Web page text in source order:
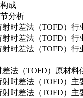
成
析
差法（TOFD）行
差法（TOFD）行
差法（TOFD）行
法（TOFD）原材料
差法（TOFD）主
差法（TOFD）主